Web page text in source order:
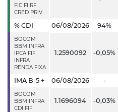
FIC FI RF
CRED PRIV
% CDI 06/08/2026 94%
BOCOM
BBM INFRA
IPCA FIF
INFRA
RENDA FIXA
1.2590092 -0,05%
IMA B-5 + 06/08/2026 -
BOCOM
BBM INFRA
CDI FIF
1.1696094 -0,03%